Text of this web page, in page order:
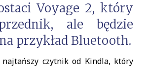
Voyage 2, który
ale będzie
przykład Bluetooth.
czytnik od Kindla, który